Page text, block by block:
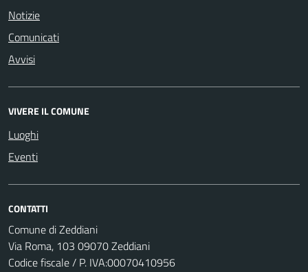
Notizie
Comunicati
Avvisi
VIVERE IL COMUNE
Luoghi
Eventi
CONTATTI
Comune di Zeddiani
Via Roma, 103 09070 Zeddiani
Codice fiscale / P. IVA:00070410956